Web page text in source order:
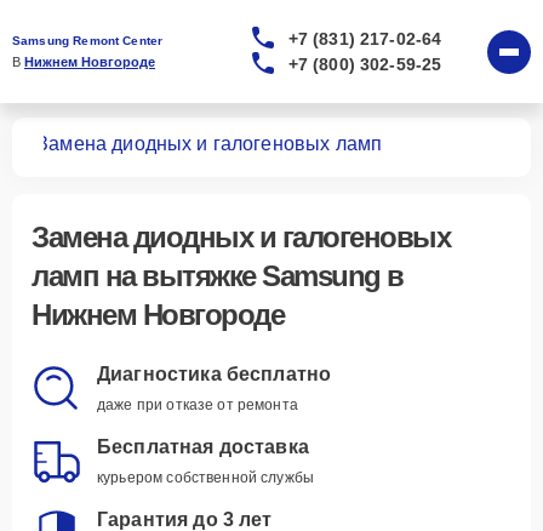
Samsung Remont Center
В Нижнем Новгороде
+7 (831) 217-02-64
+7 (800) 302-59-25
Замена диодных и галогеновых ламп
Замена диодных и галогеновых
ламп на вытяжке Samsung в
Нижнем Новгороде
Диагностика бесплатно
даже при отказе от ремонта
Бесплатная доставка
курьером собственной службы
Гарантия до 3 лет